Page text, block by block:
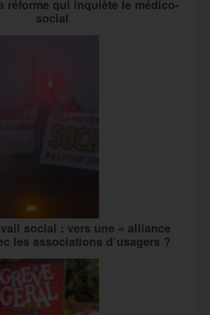
réforme qui inquiète le médico-
social
social : vers une « alliance
les associations d’usagers ?